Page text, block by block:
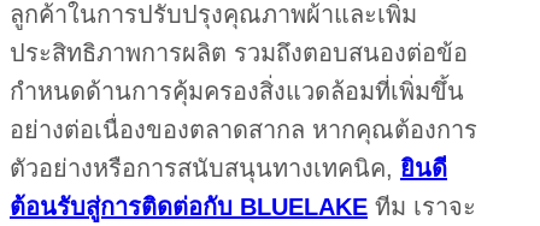
ลูกค้าในการปรับปรุงคุณภาพผ้าและเพิ่ม
ประสิทธิภาพการผลิต รวมถึงตอบสนองต่อข้อ
กำหนดด้านการคุ้มครองสิ่งแวดล้อมที่เพิ่มขึ้น
อย่างต่อเนื่องของตลาดสากล หากคุณต้องการ
ตัวอย่างหรือการสนับสนุนทางเทคนิค, ยินดี
ต้อนรับสู่การติดต่อกับ BLUELAKE ทีม เราจะ